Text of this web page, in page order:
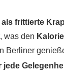
frittierte
was den
Berliner
jede